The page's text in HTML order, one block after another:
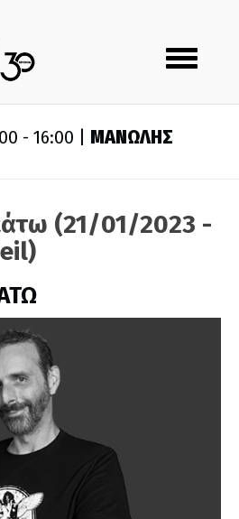
Toggle
navigation
- 16:00 | ΜΑΝΩΛΗΣ
(21/01/2023 -